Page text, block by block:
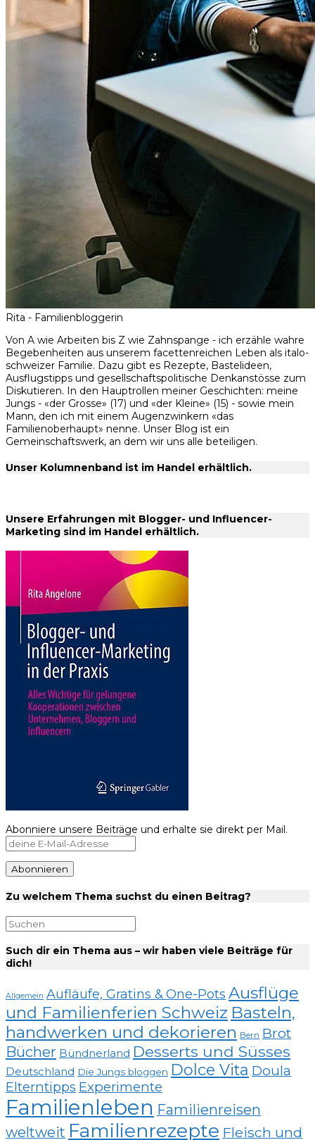
Rita - Familienbloggerin
Von A wie Arbeiten bis Z wie Zahnspange - ich erzähle wahre
Begebenheiten aus unserem facettenreichen Leben als italo-
schweizer Familie. Dazu gibt es Rezepte, Bastelideen,
Ausflugstipps und gesellschaftspolitische Denkanstösse zum
Diskutieren. In den Hauptrollen meiner Geschichten: meine
Jungs - «der Grosse» (17) und «der Kleine» (15) - sowie mein
Mann, den ich mit einem Augenzwinkern «das
Familienoberhaupt» nenne. Unser Blog ist ein
Gemeinschaftswerk, an dem wir uns alle beteiligen.
Unser Kolumnenband ist im Handel erhältlich.
Unsere Erfahrungen mit Blogger- und Influencer-
Marketing sind im Handel erhältlich.
Abonniere unsere Beiträge und erhalte sie direkt per Mail.
Zu welchem Thema suchst du einen Beitrag?
Such dir ein Thema aus – wir haben viele Beiträge für
dich!
Allgemein Aufläufe, Gratins & One-Pots Ausflüge
und Familienferien Schweiz Basteln,
handwerken und dekorieren Bern Brot
Bücher Bündnerland Desserts und Süsses
Deutschland Die Jungs bloggen Dolce Vita Doula
Elterntipps Experimente
Familienleben Familienreisen
weltweit Familienrezepte Fleisch und